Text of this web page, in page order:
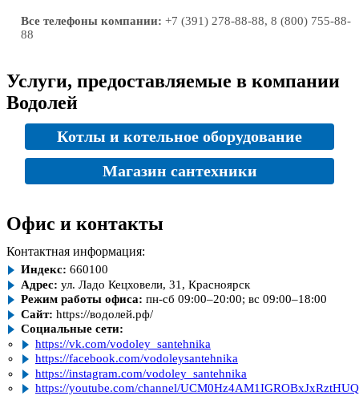
Все телефоны компании: +7 (391) 278-88-88, 8 (800) 755-88-
88
Услуги, предоставляемые в компании
Водолей
Котлы и котельное оборудование
Магазин сантехники
Офис и контакты
Контактная информация:
Индекс: 660100
Адрес: ул. Ладо Кецховели, 31, Красноярск
Режим работы офиса: пн-сб 09:00–20:00; вс 09:00–18:00
Сайт: https://водолей.рф/
Социальные сети:
https://vk.com/vodoley_santehnika
https://facebook.com/vodoleysantehnika
https://instagram.com/vodoley_santehnika
https://youtube.com/channel/UCM0Hz4AM1IGROBxJxRztHUQ